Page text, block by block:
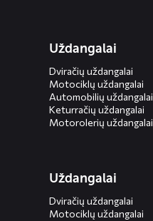
Uždangalai
Dviračių uždangalai
Motociklų uždangalai
Automobilių uždangalai
Keturračių uždangalai
Motorolerių uždangalai
Uždangalai
Dviračių uždangalai
Motociklų uždangalai